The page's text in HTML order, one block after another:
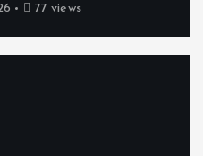
77 views